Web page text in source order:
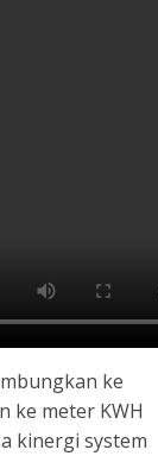
ke
ke meter KWH
kinergi system